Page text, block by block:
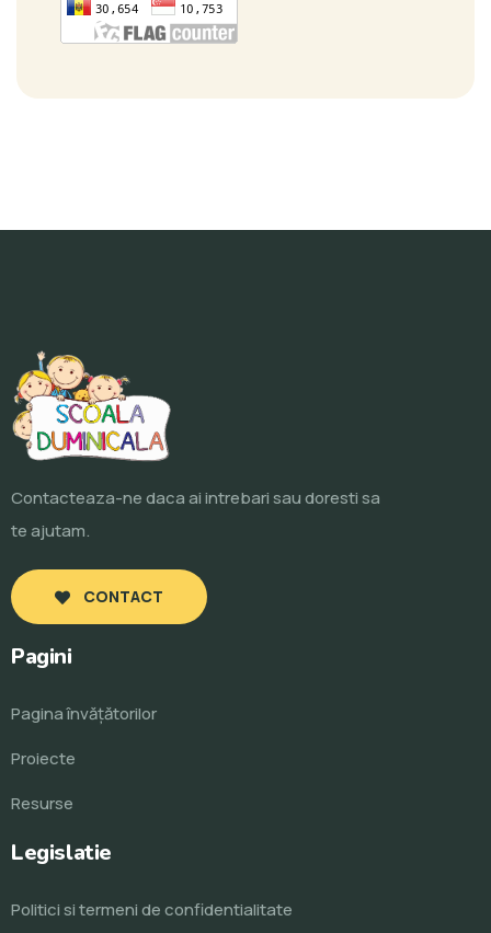
Contacteaza-ne daca ai intrebari sau doresti sa
te ajutam.
CONTACT
Pagini
Pagina învăţătorilor
Proiecte
Resurse
Legislatie
Politici si termeni de confidentialitate